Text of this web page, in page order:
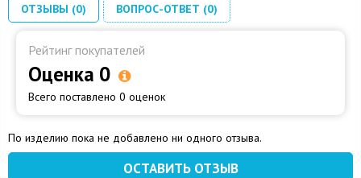
ОТЗЫВЫ (0) ВОПРОС-ОТВЕТ (0)
Рейтинг покупателей
Оценка 0
Всего поставлено 0 оценок
По изделию пока не добавлено ни одного отзыва.
ОСТАВИТЬ ОТЗЫВ